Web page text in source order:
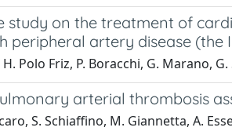
study on the treatment of
peripheral artery disease (the
Polo Friz, P. Boracchi, G. Marano,
arterial thrombosis
S. Schiaffino, M. Giannetta, A.